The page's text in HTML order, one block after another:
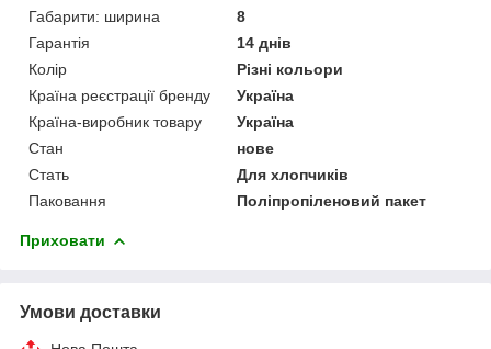
Габарити: ширина
8
Гарантія
14 днів
Колір
Різні кольори
Країна реєстрації бренду
Україна
Країна-виробник товару
Україна
Стан
нове
Стать
Для хлопчиків
Паковання
Поліпропіленовий пакет
Приховати
Умови доставки